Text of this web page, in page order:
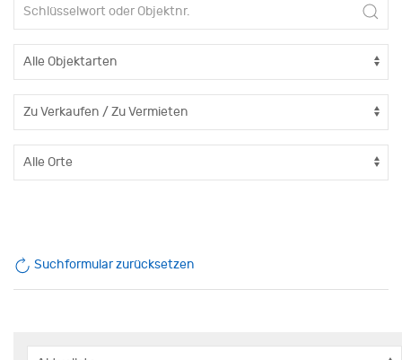
Suchformular zurücksetzen